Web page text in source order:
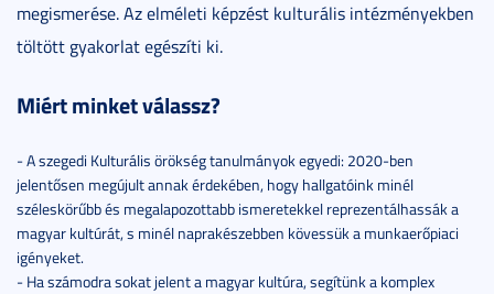
megismerése. Az elméleti képzést kulturális intézményekben
töltött gyakorlat egészíti ki.
Miért minket válassz?
- A szegedi Kulturális örökség tanulmányok egyedi: 2020-ben
jelentősen megújult annak érdekében, hogy hallgatóink minél
széleskörűbb és megalapozottabb ismeretekkel reprezentálhassák a
magyar kultúrát, s minél naprakészebben kövessük a munkaerőpiaci
igényeket.
- Ha számodra sokat jelent a magyar kultúra, segítünk a komplex